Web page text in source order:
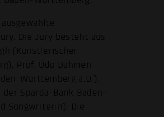
Die Jury besteht aus
(Künstlerischer
Prof. Udo Dahmen
Württemberg a.D.),
Sparda-Bank Baden-
Songwriterin). Die